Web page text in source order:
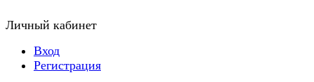
Личный кабинет
Вход
Регистрация